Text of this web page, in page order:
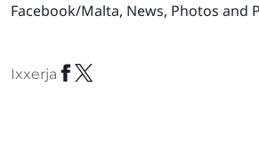
Facebook/Malta, News, Photos and
Ixxerja